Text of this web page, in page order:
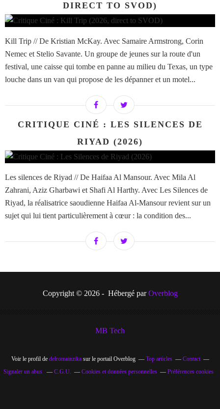
DIRECT TO SVOD)
Kill Trip // De Kristian McKay. Avec Samaire Armstrong, Corin
Nemec et Stelio Savante. Un groupe de jeunes sur la route d'un
festival, une caisse qui tombe en panne au milieu du Texas, un type
louche dans un van qui propose de les dépanner et un motel...
CRITIQUE CINÉ : LES SILENCES DE
RIYAD (2026)
Les silences de Riyad // De Haifaa Al Mansour. Avec Mila Al
Zahrani, Aziz Gharbawi et Shafi Al Harthy. Avec Les Silences de
Riyad, la réalisatrice saoudienne Haifaa Al-Mansour revient sur un
sujet qui lui tient particulièrement à cœur : la condition des...
Copyright © 2026 - Hébergé parOverblog
MB Tech
Voir le profil de delromainzikasur le portail Overblog Top articles
Contact
Signaler un abus
C.G.U. Cookies et données personnelles Préférences cookies